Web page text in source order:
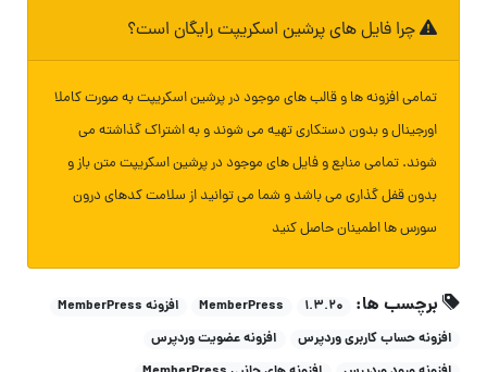
چرا فایل های پرشین اسکریپت رایگان است؟
تمامی افزونه ها و قالب های موجود در پرشین اسکریپت به صورت کاملا
اورجینال و بدون دستکاری تهیه می شوند و به اشتراک گذاشته می
شوند. تمامی منابع و فایل های موجود در پرشین اسکریپت متن باز و
بدون قفل گذاری می باشد و شما می توانید از سلامت کدهای درون
سورس ها اطمینان حاصل کنید
برچسب ها: ۱.۳.۲۰ MemberPress
افزونه MemberPress
افزونه حساب کاربری وردپرس
افزونه عضویت وردپرس